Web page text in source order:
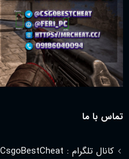
تماس با ما
کانال تلگرام : CsgoBestCheat@